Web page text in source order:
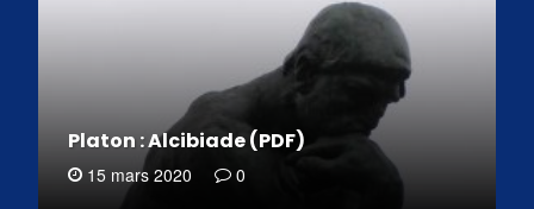
Platon : Alcibiade (PDF)
15 mars 2020 0